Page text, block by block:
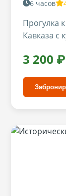
6 часов
Прогулка
Кавказа с
3 200 ₽